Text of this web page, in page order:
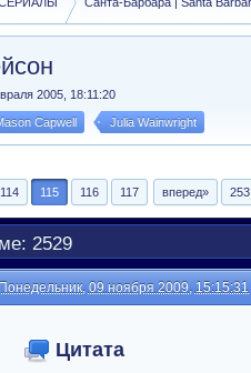
2005, 18:11:20
Capwell Julia Wainwright
114 115 116 117 вперед» 253
2529
Понедельник, 09 ноября 2009, 15:15:31
Цитата